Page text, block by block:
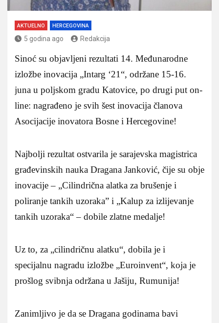
AKTUELNO HERCEGOVINA
5 godina ago Redakcija
Sinoć su objavljeni rezultati 14. Međunarodne
izložbe inovacija „Intarg ‘21“, održane 15-16.
juna u poljskom gradu Katovice, po drugi put on-
line: nagrađeno je svih šest inovacija članova
Asocijacije inovatora Bosne i Hercegovine!
Najbolji rezultat ostvarila je sarajevska magistrica
građevinskih nauka Dragana Janković, čije su obje
inovacije – „Cilindrična alatka za brušenje i
poliranje tankih uzoraka” i „Kalup za izlijevanje
tankih uzoraka“ – dobile zlatne medalje!
Uz to, za „cilindričnu alatku“, dobila je i
specijalnu nagradu izložbe „Euroinvent“, koja je
prošlog svibnja održana u Jašiju, Rumunija!
Zanimljivo je da se Dragana godinama bavi